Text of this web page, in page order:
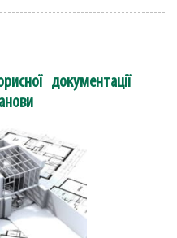
документації